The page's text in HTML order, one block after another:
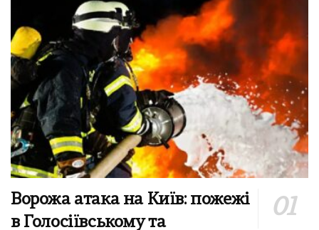
Ворожа атака на Київ: пожежі
в Голосіївському та